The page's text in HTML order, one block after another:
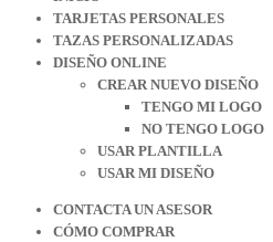
TARJETAS PERSONALES
TAZAS PERSONALIZADAS
DISEÑO ONLINE
CREAR NUEVO DISEÑO
TENGO MI LOGO
NO TENGO LOGO
USAR PLANTILLA
USAR MI DISEÑO
CONTACTA UN ASESOR
CÓMO COMPRAR